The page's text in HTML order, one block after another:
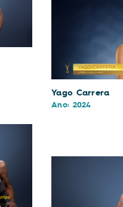
Yago Carrera
Ano: 2024